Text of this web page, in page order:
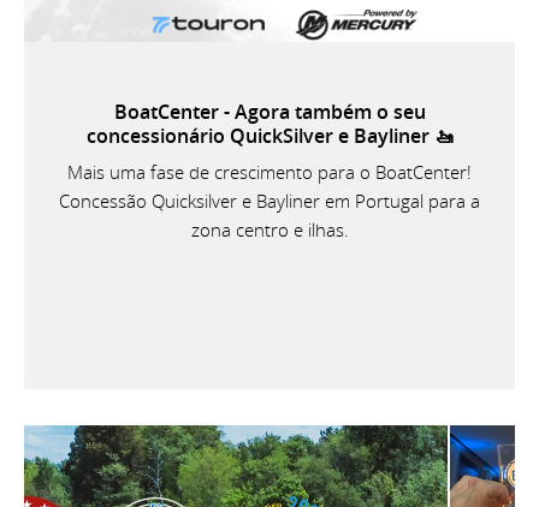
BoatCenter - Agora também o seu
concessionário QuickSilver e Bayliner 🚤
Mais uma fase de crescimento para o BoatCenter!
Concessão Quicksilver e Bayliner em Portugal para a
zona centro e ilhas.